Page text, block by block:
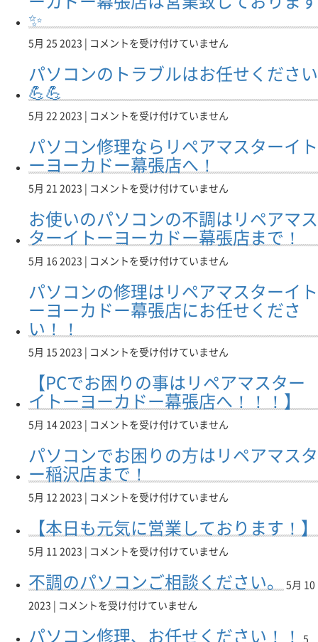
幕
へ！！
タ
イ
ト
ヨ
ド
幕
張
へ！！
さリ
マ
タ
ト
ヨ
ー
カ
ド
幕
張
店
へ！！
の
理
は
ペ
ス
ー
イ
ー
ー
カ
ド
ー
張
店
へ！！
は
✨
5月 25 2023 | 5/25、
日
リ
ペ
マ
ス
タ
ー
ト
ー
ヨ
ー
カ
ー
幕
店
は
業
致
し
て
り
ま
す
✨
コメントを受け付けていません
パソコンのトラブルはお任せください
💪💪
5月 22 2023 | パ
コ
ン
の
ト
ブ
ル
は
お
せ
く
だ
💪
は
コメントを受け付けていません
パソコン修理ならリペアマスターイト
ーヨーカドー幕張店へ！
5月 21 2023 | パ
コ
ン
修
理
ら
リ
ペ
ス
タ
ー
イ
ー
ー
カ
ド
ー
張
へ！
は
コメントを受け付けていません
お使いのパソコンの不調はリペアマス
ターイトーヨーカドー幕張店まで！
5月 16 2023 | お
い
の
パ
コ
ン
の
不
調
リ
ア
マ
タ
イ
ト
ー
ヨ
ー
カ
ー
コメントを受け付けていません
パソコンの修理はリペアマスターイト
ーヨーカドー幕張店にお任せくださ
い！！
5月 15 2023 | パ
コ
ン
の
修
は
リ
ペ
ア
ス
タ
ー
ト
ー
ヨ
カ
コメントを受け付けていません
【PCでお困りの事はリペアマスター
イトーヨーカドー幕張店へ！！！】
5月 14 2023 | 【PC
お
困
り
の
は
リ
ペ
マ
ス
タ
イ
コメントを受け付けていません
パソコンでお困りの方はリペアマスタ
ー稲沢店まで！
5月 12 2023 | パ
コ
ン
で
困
の
は
コメントを受け付けていません
【本日も元気に営業しております！】
5月 11 2023 | 【本
も
元
気
営
コメントを受け付けていません
不調のパソコンご相談ください。
5月 10
2023 | 不
の
コメントを受け付けていません
パソコン修理、お任せください！！
5